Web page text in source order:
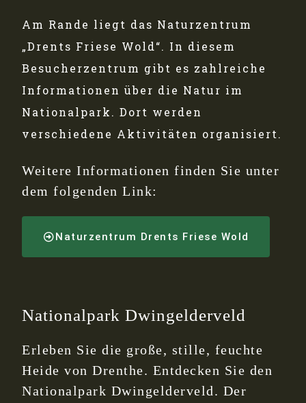
Am Rande liegt das Naturzentrum
„Drents Friese Wold“. In diesem
Besucherzentrum gibt es zahlreiche
Informationen über die Natur im
Nationalpark. Dort werden
verschiedene Aktivitäten organisiert.
Weitere Informationen finden Sie unter
dem folgenden Link:
Naturzentrum Drents Friese Wold
Nationalpark Dwingelderveld
Erleben Sie die große, stille, feuchte
Heide von Drenthe. Entdecken Sie den
Nationalpark Dwingelderveld. Der